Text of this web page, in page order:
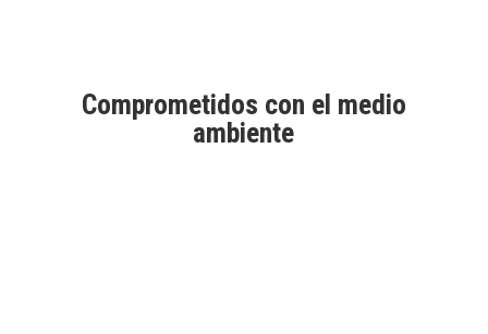
Comprometidos con el medio
ambiente